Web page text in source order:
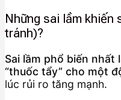
Những sai lầm khiến
tránh)?
Sai lầm phổ biến nhất
“thuốc tẩy” cho một
lúc rủi ro tăng mạnh.